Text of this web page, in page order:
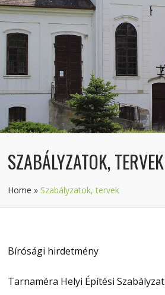
SZABÁLYZATOK, TERVEK
Home » Szabályzatok, tervek
Bírósági hirdetmény
Tarnaméra Helyi Építési Szabályzat